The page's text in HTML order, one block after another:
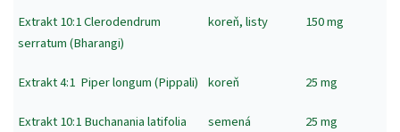
Extrakt 10:1Clerodendrum
serratum(Bharangi)
koreň, listy 150 mg
Extrakt 4:1 Piper longum (Pippali) koreň 25 mg
Extrakt 10:1Buchanania latifolia
semená 25 mg